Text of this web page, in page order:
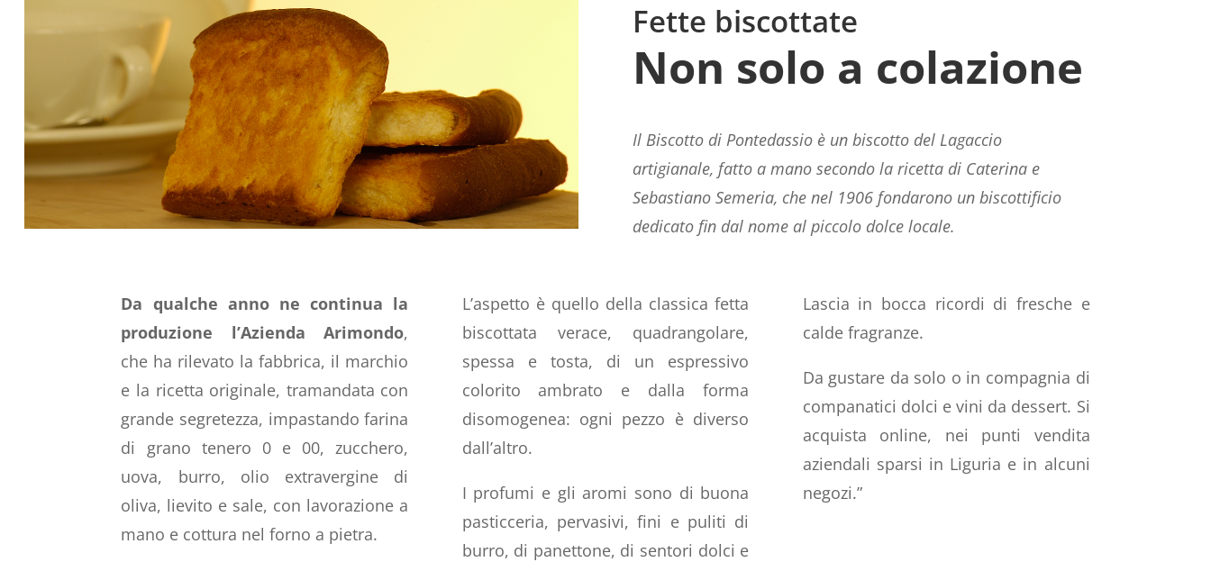
Fette biscottate
Non solo a colazione
Il Biscotto di Pontedassio è un biscotto del Lagaccio
artigianale, fatto a mano secondo la ricetta di Caterina e
Sebastiano Semeria, che nel 1906 fondarono un biscottificio
dedicato fin dal nome al piccolo dolce locale.
Da qualche anno ne continua la
produzione l’Azienda Arimondo,
che ha rilevato la fabbrica, il marchio
e la ricetta originale, tramandata con
grande segretezza, impastando farina
di grano tenero 0 e 00, zucchero,
uova, burro, olio extravergine di
oliva, lievito e sale, con lavorazione a
mano e cottura nel forno a pietra.
L’aspetto è quello della classica fetta
biscottata verace, quadrangolare,
spessa e tosta, di un espressivo
colorito ambrato e dalla forma
disomogenea: ogni pezzo è diverso
dall’altro.
I profumi e gli aromi sono di buona
pasticceria, pervasivi, fini e puliti di
burro, di panettone, di sentori dolci e
Lascia in bocca ricordi di fresche e
calde fragranze.
Da gustare da solo o in compagnia di
companatici dolci e vini da dessert. Si
acquista online, nei punti vendita
aziendali sparsi in Liguria e in alcuni
negozi.”